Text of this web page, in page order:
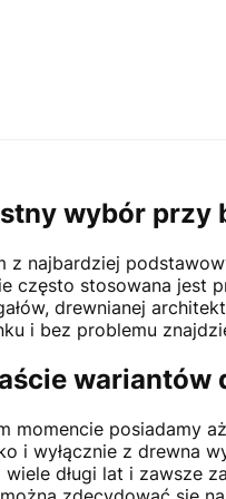
wybór przy
z najbardziej
często stosowana
drewnianej
i bez problemu
wariantów
momencie posiadamy
i wyłącznie z drewna
długi lat i zawsze